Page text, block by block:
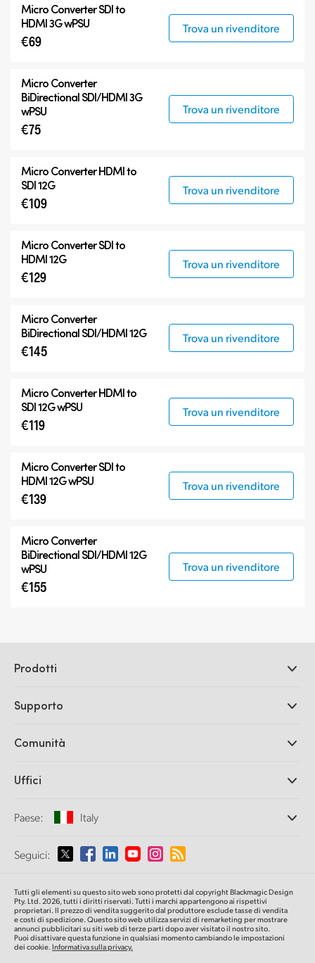
Micro ConverterSDI to
HDMI 3G wPSU
€69
Trova un rivenditore
Micro Converter
BiDirectional SDI/HDMI 3G
wPSU
€75
Trova un rivenditore
Micro ConverterHDMI to
SDI 12G
€109
Trova un rivenditore
Micro ConverterSDI to
HDMI 12G
€129
Trova un rivenditore
Micro Converter
BiDirectional SDI/HDMI 12G
€145
Trova un rivenditore
Micro ConverterHDMI to
SDI 12G wPSU
€119
Trova un rivenditore
Micro ConverterSDI to
HDMI 12G wPSU
€139
Trova un rivenditore
Micro Converter
BiDirectional SDI/HDMI 12G
wPSU
€155
Trova un rivenditore
Prodotti
DaVinci Resolve e Fusion
Ultimatte
Acquisizione e riproduzione
Conversione di standard
Monitoraggio
Archiviazione in rete
Routing e distribuzione
Streaming e codifica
Supporto
Centro assistenza
Comunità
Uffici
Chi siamo
Media
Paese: Italy
Seleziona un Paese
Australia
Austria
Seguici:
Tutti gli elementi su questo sito web sono protetti dal copyright Blackmagic Design
Pty. Ltd. 2026, tutti i diritti riservati. Tutti i marchi appartengono ai rispettivi
proprietari. Il prezzo di vendita suggerito dal produttore esclude tasse di vendita
e costi di spedizione. Questo sito web utilizza servizi di remarketing per mostrare
annunci pubblicitari su siti web di terze parti dopo aver visitato il nostro sito.
Puoi disattivare questa funzione in qualsiasi momento cambiando le impostazioni
dei cookie. Informativa sulla privacy.